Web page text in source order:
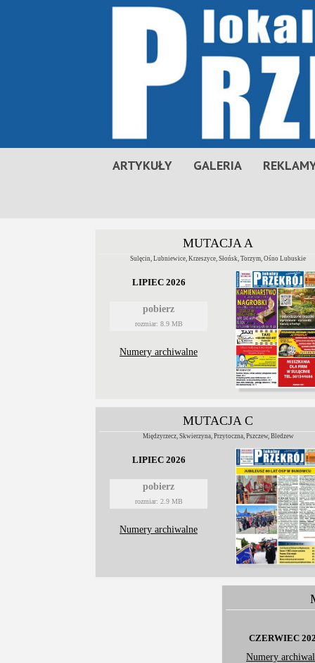
ARTYKUŁY GALERIA
MUTACJA A
Sulęcin, Lubniewice, Krzeszyce, Słońsk, Torzym, Ośno Lubuskie
LIPIEC 2026
pobierz
rozmiar: 8.9 MB
Numery archiwalne
MUTACJA C
Międzyrzecz, Skwierzyna, Przytoczna, Pszczew, Bledzew
LIPIEC 2026
pobierz
rozmiar: 2.9 MB
Numery archiwalne
CZERWIEC
Numery